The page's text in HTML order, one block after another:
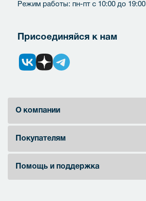
Режим работы: пн-пт с 10:00 до 19:00
Присоединяйся к нам
О компании
Покупателям
Помощь и поддержка